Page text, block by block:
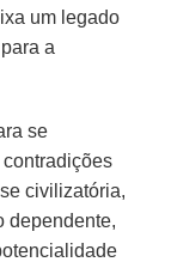
um legado
a
se
civilizatória,
dependente,